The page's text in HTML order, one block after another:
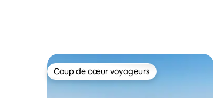
Coup de cœur voyageurs
Coup de cœur voyageurs